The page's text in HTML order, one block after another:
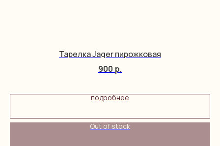
Тарелка Jager пирожковая
900 р.
подробнее
Out of stock